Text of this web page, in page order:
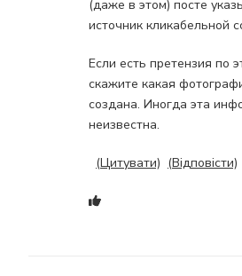
(даже в этом) посте
источник кликабельной
Если есть претензия по
скажите какая
создана. Иногда эта
неизвестна.
(Цитувати) (Відповісти)